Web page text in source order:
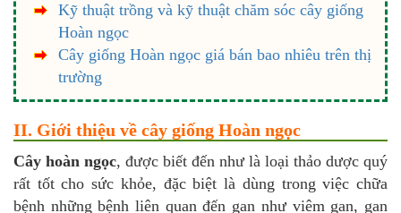
Kỹ thuật trồng và kỹ thuật chăm sóc cây giống
Hoàn ngọc
Cây giống Hoàn ngọc giá bán bao nhiêu trên thị
trường
II. Giới thiệu về cây giống Hoàn ngọc
Cây hoàn ngọc, được biết đến như là loại thảo dược quý
rất tốt cho sức khỏe, đặc biệt là dùng trong việc chữa
bệnh những bệnh liên quan đến gan như viêm gan, gan